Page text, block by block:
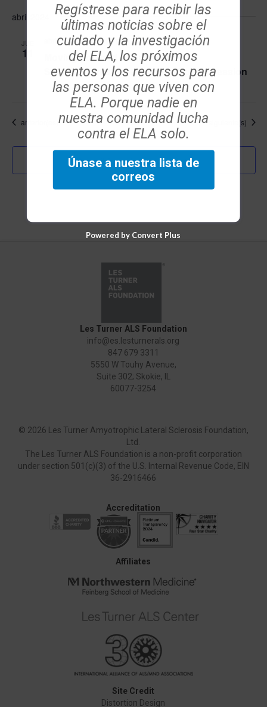
abril 2024
JUE
11
Moving Forward After Loss:
Spousal/Bereavement Group Spring Session
abril 11, 2024 @ 6:00 pm- 7:30 pm
Eventos
anterior(es) Hoy Eventos
siguiente(s)
Suscribirse al calendario
Les Turner ALS Foundation
info@es.lesturnerals.org
847 679 3311
5550 W Touhy Avenue,
Suite 302; Skokie, IL
60077-3254
© 2026 Les Turner Amyotrophic Lateral Sclerosis Foundation,
Ltd.
The Les Turner ALS Foundation is a non-profit corporation
under section 501(c)(3) of the U.S. Internal Revenue Code, EIN
36-2916466
Accreditation
Affiliates
Site Credit
Distortion Design
Regístrese para recibir las
últimas noticias sobre el
cuidado y la investigación
del ELA, los próximos
eventos y los recursos para
las personas que viven con
ELA. Porque nadie en
nuestra comunidad lucha
contra el ELA solo.
Únase a nuestra lista de
correos
Powered by Convert Plus